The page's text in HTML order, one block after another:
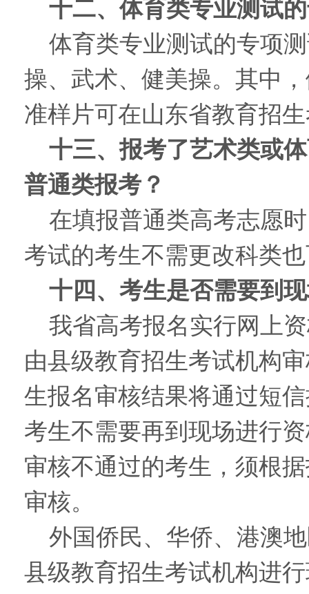
十二、体育类专业测试
体育类专业测试的专项
操、武术、健美操。其中
准样片可在山东省教育招
十三、报考了艺术类或
普通类报考？
在填报普通类高考志愿
考试的考生不需更改科类
十四、考生是否需要到
我省高考报名实行网上
由县级教育招生考试机构
生报名审核结果将通过短
考生不需要再到现场进行
审核不通过的考生，须根
审核。
外国侨民、华侨、港澳
县级教育招生考试机构进